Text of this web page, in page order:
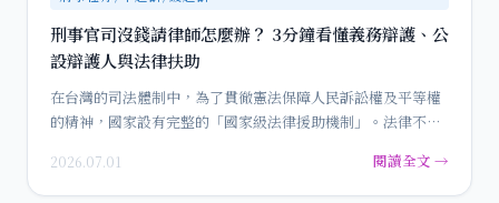
刑事官司沒錢請律師怎麼辦？ 3分鐘看懂義務辯護、公
設辯護人與法律扶助
在台灣的司法體制中，為了貫徹憲法保障人民訴訟權及平等權
的精神，國家設有完整的「國家級法律援助機制」。法律不應
2026.07.01 閱讀全文 →